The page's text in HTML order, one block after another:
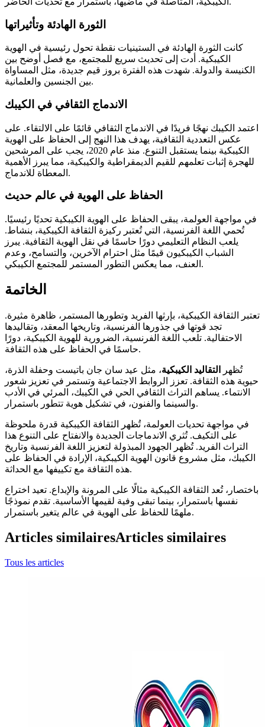
الثورة الهادئة وتأثيراتها
كانت الثورة الهادئة في الستينيات نقطة تحول رئيسية في الهوية
الكيبكية. أدت إلى تحديث سريع للمجتمع، مع فصل أوضح بين
الكنيسة والدولة. شهدت هذه الفترة بروز قيم جديدة، مثل المساواة
بين الجنسين والعلمانية.
الاندماج الثقافي في الكيبك
اعتمد الكيبك نهجًا فريدًا في الاندماج الثقافي قائمًا على الالتقاء. على
عكس التعددية الثقافية، يهدف هذا النهج إلى الحفاظ على الهوية
الكيبكية بينما يستقبل التنوع. منذ عام 2020، يجب على المرشحين
للهجرة إثبات تعلمهم للقيم الديمقراطية والكيبكية، مما يبرز الأهمية
المعطاة للاندماج.
الحفاظ على الهوية في عالم حديث
في مواجهة العولمة، يبقى الحفاظ على الهوية الكيبكية تحديًا رئيسيًا.
تُحمي اللغة الفرنسية، التي تُعتبر ركيزة الثقافة الكيبكية، بنشاط.
يلعب النظام التعليمي دورًا حاسمًا في نقل الهوية الثقافية. يبرز
الشباب الكيبكيون قيمًا مثل احترام الآخرين، والتسامح، وعدم
العنف، مما يعكس التطور المستمر للمجتمع الكيبكي.
الخاتمة
تعتبر الثقافة الكيبكية، بإرثها الفريد وتطورها المستمر، ظاهرة مثيرة.
تجد قوتها في جذورها الفرنسية، وتاريخها المعقد، وتقاليدها
الاحتفالية. تلعب اللغة الفرنسية، الضرورية للهوية الكيبكية، دورًا
حاسمًا في الحفاظ على هذه الثقافة.
تُظهر التقاليد الكيبكية، مثل عيد سان جان باتيست وحفلة الذرة،
حيوية هذه الثقافة. تعزز الروابط الاجتماعية وتستمر في تعزيز شعور
الانتماء. يساهم التراث الثقافي الحي في الكيبك، المرئي في الأدب
والسينما والفنون، في تشكيل هوية تتطور باستمرار.
في مواجهة تحديات العولمة، تُظهر الثقافة الكيبكية قدرة ملحوظة
على التكيف. تُثري الاندماجات الجديدة والانفتاح على التنوع هذا
التراث الفريد. تُظهر الجهود المبذولة لتعزيز اللغة الفرنسية وتاريخ
الكيبك، مثل مشروع قانون الهوية الكيبكية، الإرادة في الحفاظ على
هذه الثقافة مع تكييفها مع الحداثة.
باختصار، تُعد الثقافة الكيبكية مثالًا على المرونة والإبداع. تعيد اختراع
نفسها باستمرار، بينما تبقى وفية لقيمها الأساسية. تقدم نموذجًا
ملهمًا للحفاظ على الهوية في عالم يتغير باستمرار.
Articles similairesArticles similaires
Tous les articles